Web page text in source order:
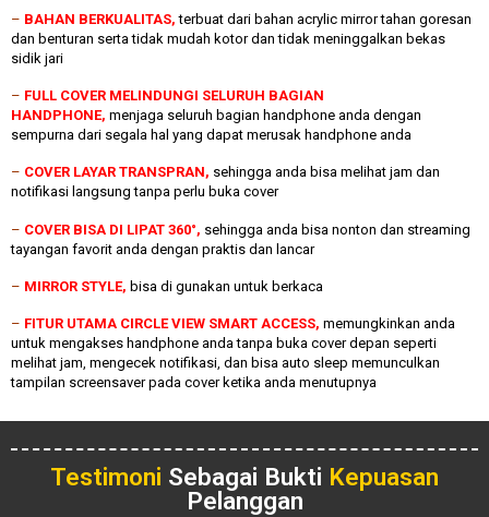
– BAHAN BERKUALITAS,terbuat dari bahan acrylic mirror tahan goresan
dan benturan serta tidak mudah kotor dan tidak meninggalkan bekas
sidik jari
– FULL COVER MELINDUNGI SELURUH BAGIAN
HANDPHONE, menjaga seluruh bagian handphone anda dengan
sempurna dari segala hal yang dapat merusak handphone anda
– COVER LAYAR TRANSPRAN, sehingga anda bisa melihat jam dan
notifikasi langsung tanpa perlu buka cover
– COVER BISA DI LIPAT 360°, sehingga anda bisa nonton dan streaming
tayangan favorit anda dengan praktis dan lancar
– MIRROR STYLE, bisa di gunakan untuk berkaca
– FITUR UTAMA CIRCLE VIEW SMART ACCESS, memungkinkan anda
untuk mengakses handphone anda tanpa buka cover depan seperti
melihat jam, mengecek notifikasi, dan bisa auto sleep memunculkan
tampilan screensaver pada cover ketika anda menutupnya
Testimoni Sebagai Bukti Kepuasan
Pelanggan